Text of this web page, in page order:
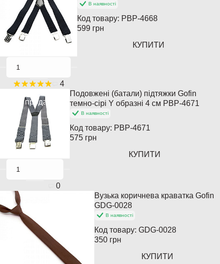
4
В наявності
Код товару: PBP-4668
599 грн
КУПИТИ
Хіт продажів
0
Подовжені (батали) підтяжки Gofin
темно-сірі Y образні 4 см PBP-4671
В наявності
Код товару: PBP-4671
575 грн
КУПИТИ
Вузька коричнева краватка Gofin
GDG-0028
В наявності
Код товару:GDG-0028
350 грн
КУПИТИ